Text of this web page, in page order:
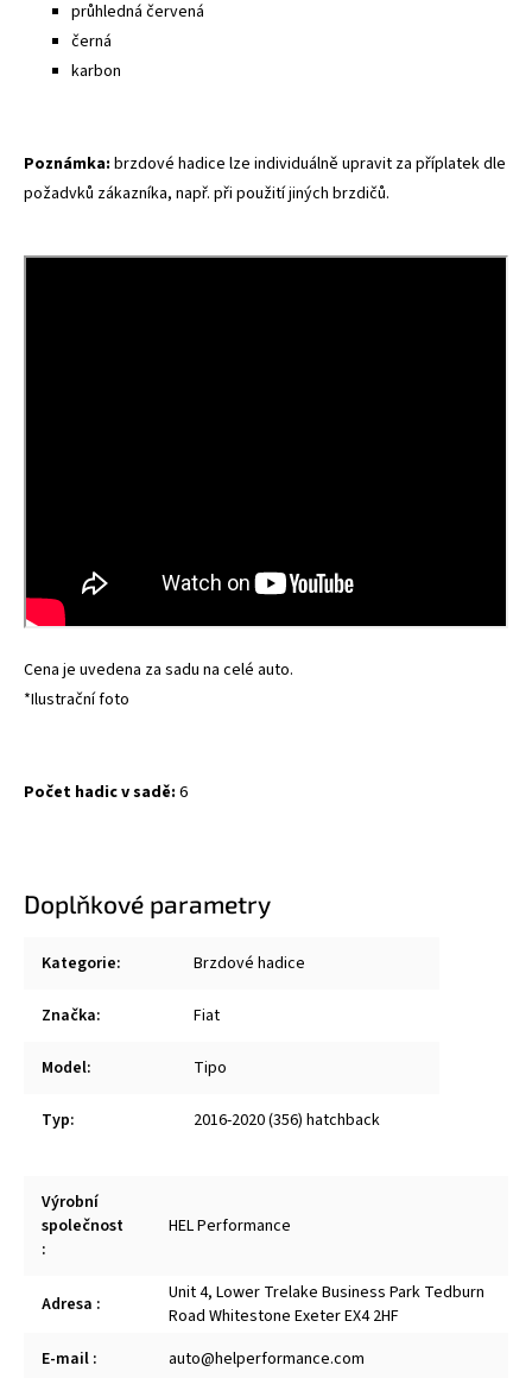
průhledná červená
černá
karbon
Poznámka: brzdové hadice lze individuálně upravit za příplatek dle
požadvků zákazníka, např. při použití jiných brzdičů.
Cena je uvedena za sadu na celé auto.
*Ilustrační foto
Počet hadic v sadě: 6
Doplňkové parametry
Kategorie: Brzdové hadice
Značka: Fiat
Model: Tipo
Typ: 2016-2020 (356) hatchback
Výrobní
společnost
:
HEL Performance
Adresa :
Unit 4, Lower Trelake Business Park Tedburn
Road Whitestone Exeter EX4 2HF
E-mail : auto@helperformance.com